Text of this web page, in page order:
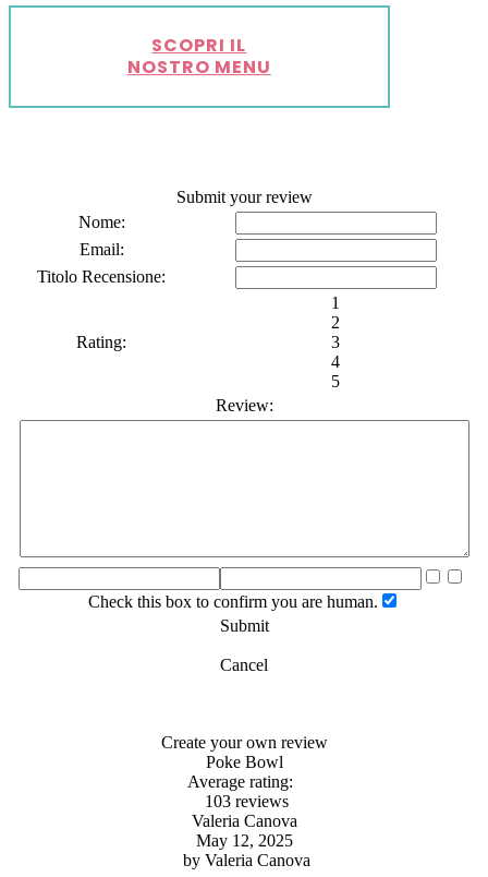
SCOPRI IL
NOSTRO MENU
Submit your review
Nome:
Email:
Titolo Recensione:
Rating:
1
2
3
4
5
Review:
Check this box to confirm you are human.
Submit
Cancel
Create your own review
Poke Bowl
Average rating:
103 reviews
Valeria Canova
May 12, 2025
by Valeria Canova